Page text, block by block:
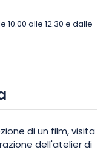
alle 12.30 e dalle
di un film, visita
dell'atelier di